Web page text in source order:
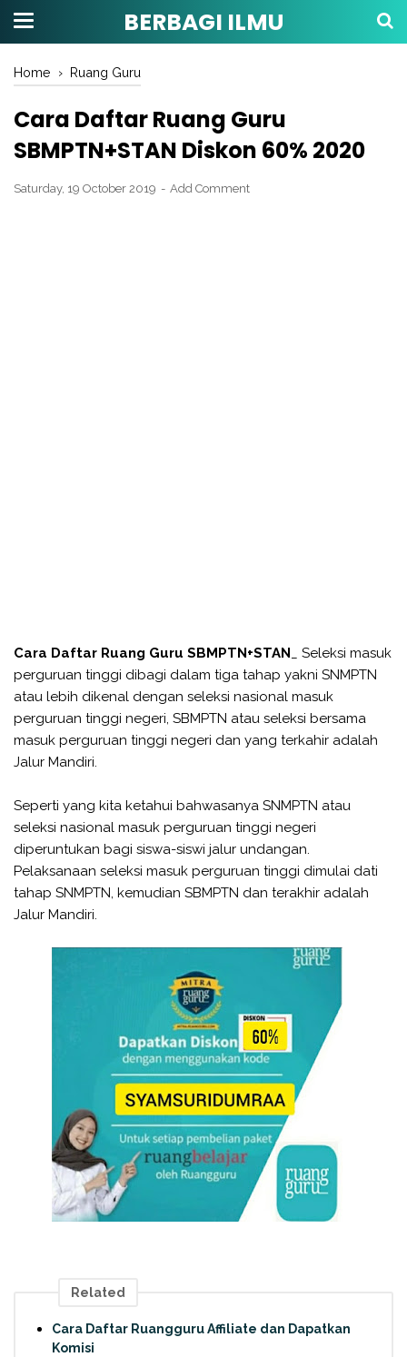
BERBAGI ILMU
Home › Ruang Guru
Cara Daftar Ruang Guru
SBMPTN+STAN Diskon 60% 2020
Saturday, 19 October 2019 Add Comment
Cara Daftar Ruang Guru SBMPTN+STAN _ Seleksi masuk
perguruan tinggi dibagi dalam tiga tahap yakni SNMPTN
atau lebih dikenal dengan seleksi nasional masuk
perguruan tinggi negeri, SBMPTN atau seleksi bersama
masuk perguruan tinggi negeri dan yang terkahir adalah
Jalur Mandiri.
Seperti yang kita ketahui bahwasanya SNMPTN atau
seleksi nasional masuk perguruan tinggi negeri
diperuntukan bagi siswa-siswi jalur undangan.
Pelaksanaan seleksi masuk perguruan tinggi dimulai dati
tahap SNMPTN, kemudian SBMPTN dan terakhir adalah
Jalur Mandiri.
Related
Cara Daftar Ruangguru Affiliate dan Dapatkan
Komisi